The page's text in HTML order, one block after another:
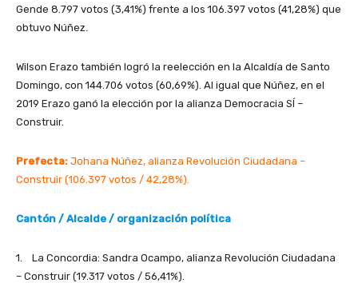
Gende 8.797 votos (3,41%) frente a los 106.397 votos (41,28%) que
obtuvo Núñez.
Wilson Erazo también logró la reelección en la Alcaldía de Santo
Domingo, con 144.706 votos (60,69%). Al igual que Núñez, en el
2019 Erazo ganó la elección por la alianza Democracia SÍ –
Construir.
Prefecta: Johana Núñez, alianza Revolución Ciudadana –
Construir (106.397 votos / 42,28%).
Cantón / Alcalde / organización política
1. La Concordia: Sandra Ocampo, alianza Revolución Ciudadana
– Construir (19.317 votos / 56,41%).